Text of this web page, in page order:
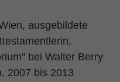
ausgebildete
bei Walter Berry
2007 bis 2013